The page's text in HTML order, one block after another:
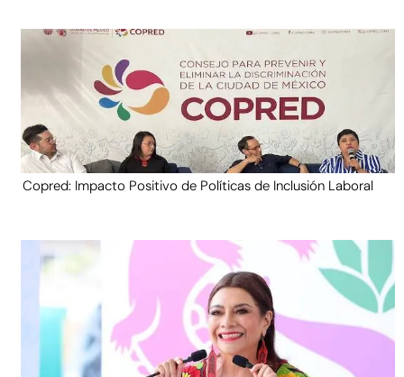
Copred: Impacto Positivo de Políticas de Inclusión Laboral